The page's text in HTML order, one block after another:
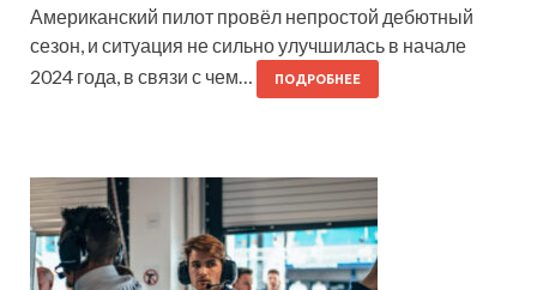
Американский пилот провёл непростой дебютный
сезон, и ситуация не сильно улучшилась в начале
2024 года, в связи с чем…
ПОДРОБНЕЕ